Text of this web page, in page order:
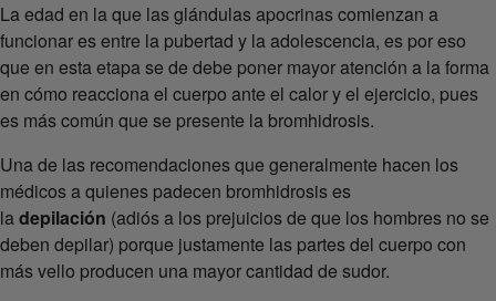
La edad en la que las glándulas apocrinas comienzan a
funcionar es entre la pubertad y la adolescencia, es por eso
que en esta etapa se de debe poner mayor atención a la forma
en cómo reacciona el cuerpo ante el calor y el ejercicio, pues
es más común que se presente la bromhidrosis.
Una de las recomendaciones que generalmente hacen los
médicos a quienes padecen bromhidrosis es
ladepilación (adiós a los prejuicios de que los hombres no se
deben depilar) porque justamente las partes del cuerpo con
más vello producen una mayor cantidad de sudor.